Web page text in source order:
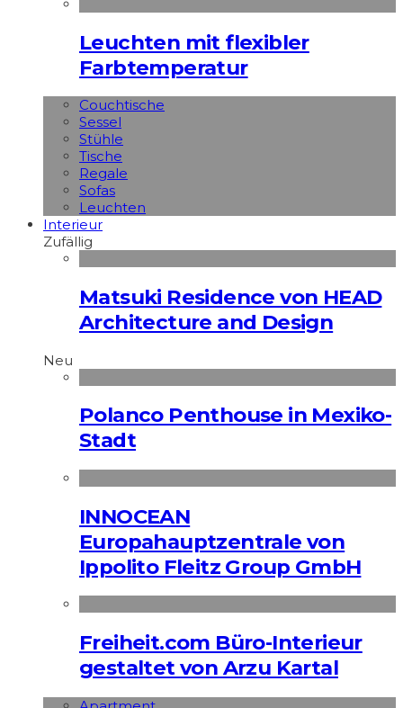
Leuchten mit flexibler
Farbtemperatur
Couchtische
Sessel
Stühle
Tische
Regale
Sofas
Leuchten
Interieur
Zufällig
Matsuki Residence von HEAD
Architecture and Design
Neu
Polanco Penthouse in Mexiko-
Stadt
INNOCEAN
Europahauptzentrale von
Ippolito Fleitz Group GmbH
Freiheit.com Büro-Interieur
gestaltet von Arzu Kartal